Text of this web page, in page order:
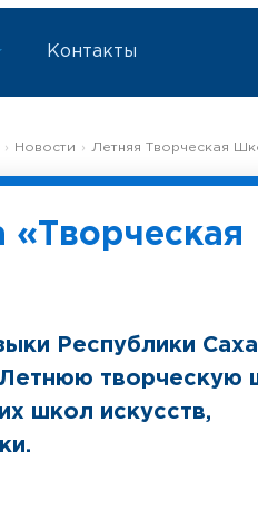
Контакты
Новости Летняя Творческая
Республики
Летнюю творческую
школ искусств,